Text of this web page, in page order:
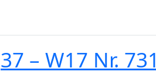
37 – W17 Nr. 731